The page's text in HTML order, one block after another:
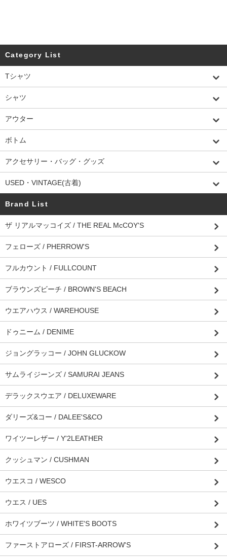
Category List
Tシャツ
シャツ
アウター
ボトム
アクセサリー・バッグ・グッズ
USED・VINTAGE(古着)
Brand List
ザ リアルマッコイズ / THE REAL McCOY'S
フェローズ / PHERROW'S
フルカウント / FULLCOUNT
ブラウンズビーチ / BROWN'S BEACH
ウエアハウス / WAREHOUSE
ドゥニーム / DENIME
ジョングラッコー / JOHN GLUCKOW
サムライジーンズ / SAMURAI JEANS
デラックスウエア / DELUXEWARE
ダリーズ&コー / DALEE'S&CO
ワイツーレザー / Y'2LEATHER
クッシュマン / CUSHMAN
ウエスコ / WESCO
ウエス / UES
ホワイツブーツ / WHITE'S BOOTS
ファーストアローズ / FIRST-ARROW'S